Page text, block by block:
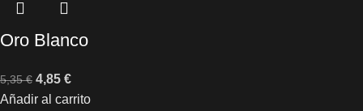
Oro Blanco
5,35€ 4,85 €
Añadir al carrito